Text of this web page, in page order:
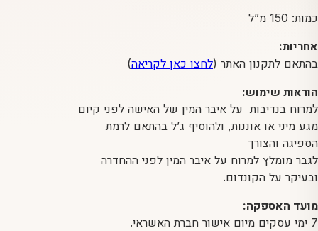
כמות: 150 מ”ל
אחריות:
בהתאם לתקנון האתר (לחצו כאן לקריאה)
הוראות שימוש:
למרוח בנדיבות על איבר המין של האישה לפני קיום
מגע מיני או אוננות, ולהוסיף ג’ל בהתאם לרמת
הספיגה והצורך
לגבר מומלץ למרוח על איבר המין לפני ההחדרה
ובעיקר על הקונדום.
מועד האספקה:
7 ימי עסקים מיום אישור חברת האשראי.